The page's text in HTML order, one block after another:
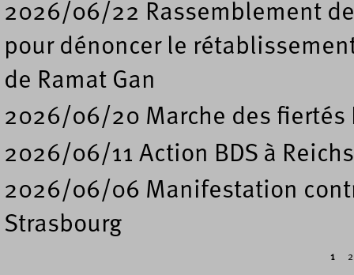
2026/06/22 Rassemblement
pour dénoncer le
de Ramat Gan
2026/06/20 Marche des fiertés
2026/06/11 Action BDS à
2026/06/06 Manifestation
Strasbourg
1 2